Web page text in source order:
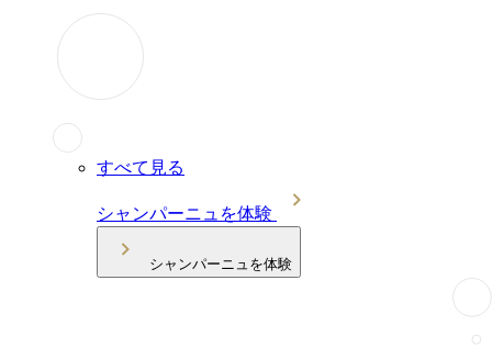
すべて見る
シャンパーニュを体験
シャンパーニュを体験